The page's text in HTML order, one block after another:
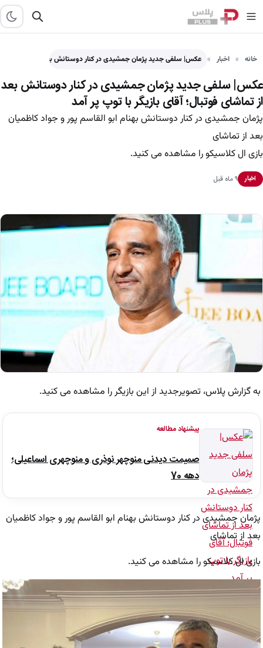
خانه اخبار عکس| سلفی جدید پژمان جمشیدی در کنار دوستانش بعد از…
عکس| سلفی جدید پژمان جمشیدی در کنار دوستانش بعد
از تماشای فوتبال؛ آقای بازیگر با توپ پر آمد
پژمان جمشیدی در کنار دوستانش بهنام ابو القاسم پور و جواد کاظمیان
بعد از تماشای
بازی ال کلاسیکو را مشاهده می کنید.
اخبار ۹ ماه قبل
به گزارش پلاس، تصویرجدید از این بازیگر را مشاهده می کنید.
پیشنهاد مطالعه
صمیمت دیدنی منوچهر نوذری و منوچهری اسماعیلی؛
دهه 70
پژمان جمشیدی در کنار دوستانش بهنام ابو القاسم پور و جواد کاظمیان
بعد از تماشای
بازی ال کلاسیکو را مشاهده می کنید.